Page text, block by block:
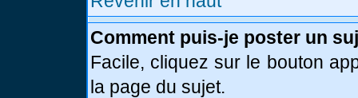
Comment puis-je poster un
Facile, cliquez sur le bouton
la page du sujet.